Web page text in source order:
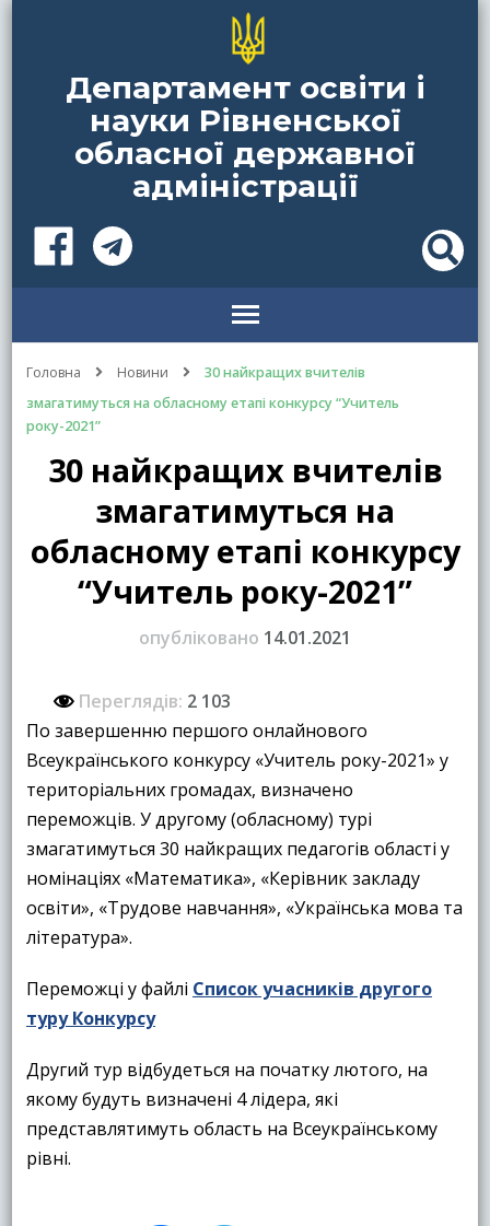
Департамент освіти і
науки Рівненської
обласної державної
адміністрації
Головна Новини
30 найкращих вчителів
змагатимуться на обласному етапі конкурсу “Учитель
року-2021”
30 найкращих вчителів
змагатимуться на
обласному етапі конкурсу
“Учитель року-2021”
опубліковано 14.01.2021
Переглядів: 2 103
По завершенню першого онлайнового
Всеукраїнського конкурсу «Учитель року-2021» у
територіальних громадах, визначено
переможців. У другому (обласному) турі
змагатимуться 30 найкращих педагогів області у
номінаціях «Математика», «Керівник закладу
освіти», «Трудове навчання», «Українська мова та
література».
Переможці у файлі Список учасників другого
туру Конкурсу
Другий тур відбудеться на початку лютого, на
якому будуть визначені 4 лідера, які
представлятимуть область на Всеукраїнському
рівні.